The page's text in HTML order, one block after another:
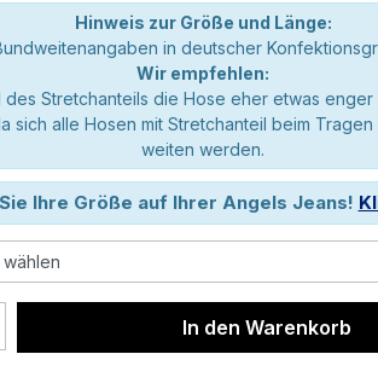
Hinweis zur Größe und Länge:
in deutscher
Wir empfehlen:
des Stretchanteils die Hose eher etwas enger
sich alle Hosen mit Stretchanteil beim
weiten werden.
Ihre Größe auf Ihrer Angels Jeans!
Anzahl: Gib denIn den Warenkorb